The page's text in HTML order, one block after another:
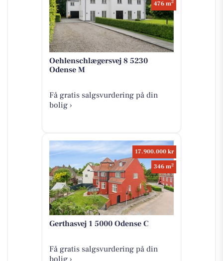
476 m2
Oehlenschlægersvej 8 5230
Odense M
Få gratis salgsvurdering på din
bolig ›
17.900.000 kr
346 m2
Gerthasvej 1 5000 Odense C
Få gratis salgsvurdering på din